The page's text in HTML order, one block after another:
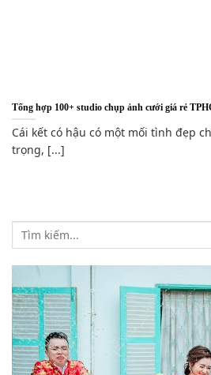
Tổng hợp 100+ studio chụp ảnh cưới giá rẻ
Cái kết có hậu có một mối tình đẹp
trọng, [...]